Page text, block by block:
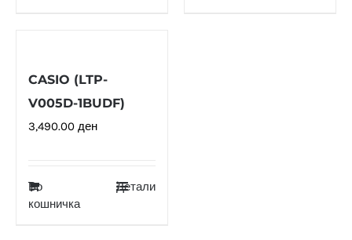
CASIO (LTP-
V005D-1BUDF)
3,490.00 ден
Во
кошничка
Детали